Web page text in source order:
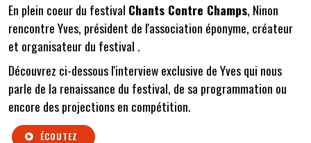
En plein coeur du festival Chants Contre Champs, Ninon
rencontre Yves, président de l'association éponyme, créateur
et organisateur du festival .
Découvrez ci-dessous l'interview exclusive de Yves qui nous
parle de la renaissance du festival, de sa programmation ou
encore des projections en compétition.
ÉCOUTEZ